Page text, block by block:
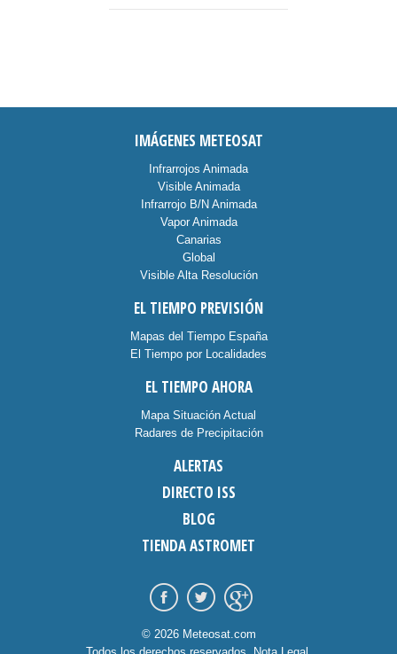
IMÁGENES METEOSAT
Infrarrojos Animada
Visible Animada
Infrarrojo B/N Animada
Vapor Animada
Canarias
Global
Visible Alta Resolución
EL TIEMPO PREVISIÓN
Mapas del Tiempo España
El Tiempo por Localidades
EL TIEMPO AHORA
Mapa Situación Actual
Radares de Precipitación
ALERTAS
DIRECTO ISS
BLOG
TIENDA ASTROMET
© 2026 Meteosat.com